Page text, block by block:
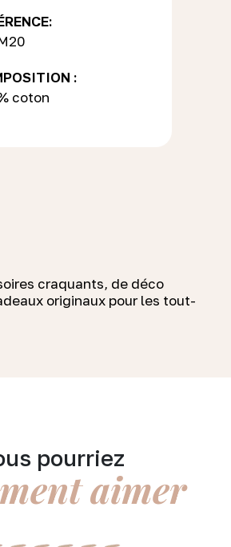
:
coton
craquants, de déco
originaux pour les tout-
pourriez
aimer